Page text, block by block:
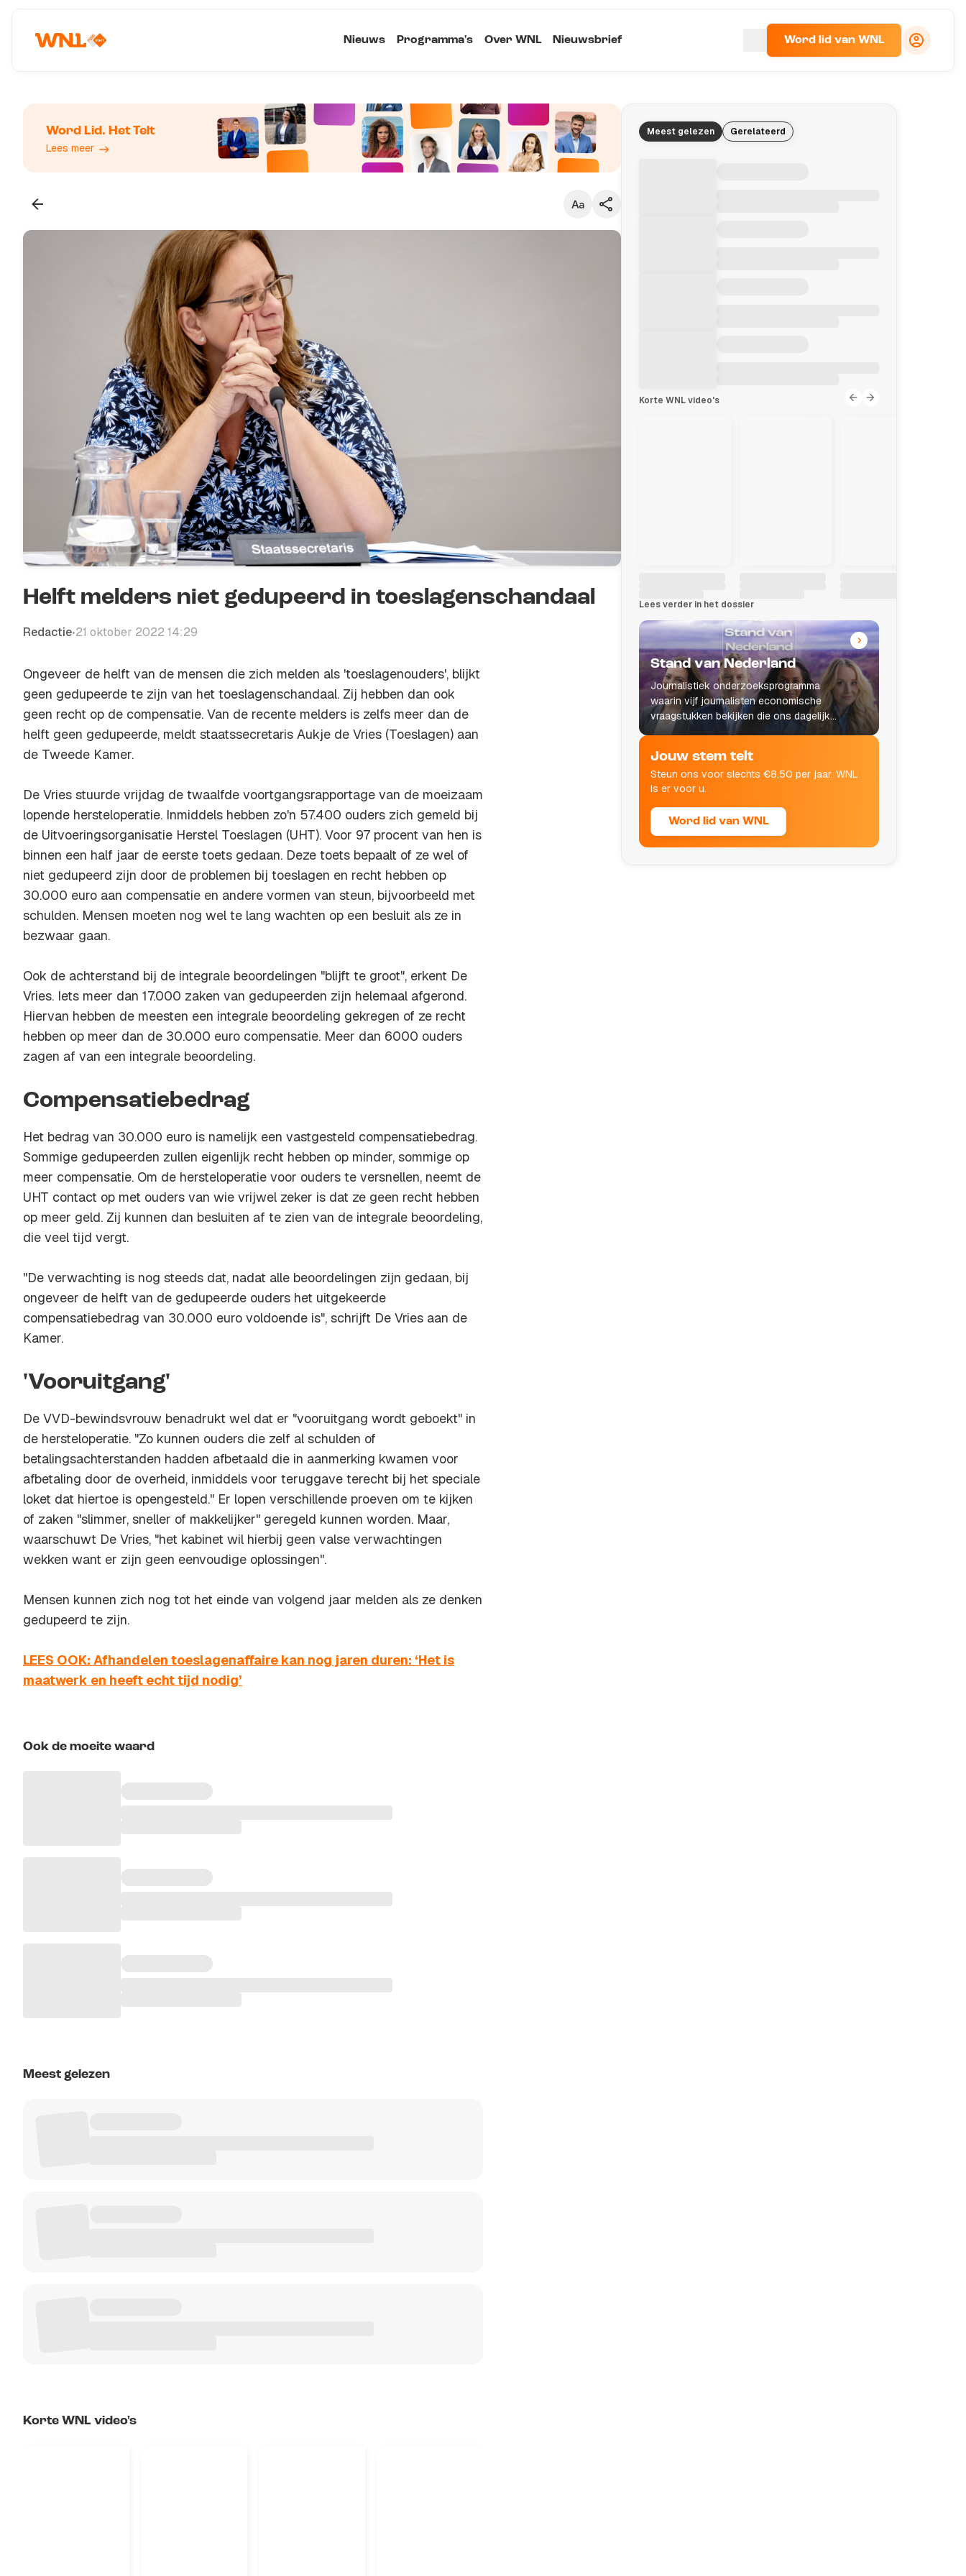
Nieuws Programma's Over WNL Nieuwsbrief Word lid van WNL
Word Lid. Het Telt
Lees meer
Helft melders niet gedupeerd in toeslagenschandaal
Redactie•21 oktober 2022 14:29
Ongeveer de helft van de mensen die zich melden als 'toeslagenouders', blijkt
geen gedupeerde te zijn van het toeslagenschandaal. Zij hebben dan ook
geen recht op de compensatie. Van de recente melders is zelfs meer dan de
helft geen gedupeerde, meldt staatssecretaris Aukje de Vries (Toeslagen) aan
de Tweede Kamer.
De Vries stuurde vrijdag de twaalfde voortgangsrapportage van de moeizaam
lopende hersteloperatie. Inmiddels hebben zo'n 57.400 ouders zich gemeld bij
de Uitvoeringsorganisatie Herstel Toeslagen (UHT). Voor 97 procent van hen is
binnen een half jaar de eerste toets gedaan. Deze toets bepaalt of ze wel of
niet gedupeerd zijn door de problemen bij toeslagen en recht hebben op
30.000 euro aan compensatie en andere vormen van steun, bijvoorbeeld met
schulden. Mensen moeten nog wel te lang wachten op een besluit als ze in
bezwaar gaan.
Ook de achterstand bij de integrale beoordelingen "blijft te groot", erkent De
Vries. Iets meer dan 17.000 zaken van gedupeerden zijn helemaal afgerond.
Hiervan hebben de meesten een integrale beoordeling gekregen of ze recht
hebben op meer dan de 30.000 euro compensatie. Meer dan 6000 ouders
zagen af van een integrale beoordeling.
Compensatiebedrag
Het bedrag van 30.000 euro is namelijk een vastgesteld compensatiebedrag.
Sommige gedupeerden zullen eigenlijk recht hebben op minder, sommige op
meer compensatie. Om de hersteloperatie voor ouders te versnellen, neemt de
UHT contact op met ouders van wie vrijwel zeker is dat ze geen recht hebben
op meer geld. Zij kunnen dan besluiten af te zien van de integrale beoordeling,
die veel tijd vergt.
"De verwachting is nog steeds dat, nadat alle beoordelingen zijn gedaan, bij
ongeveer de helft van de gedupeerde ouders het uitgekeerde
compensatiebedrag van 30.000 euro voldoende is", schrijft De Vries aan de
Kamer.
'Vooruitgang'
De VVD-bewindsvrouw benadrukt wel dat er "vooruitgang wordt geboekt" in
de hersteloperatie. "Zo kunnen ouders die zelf al schulden of
betalingsachterstanden hadden afbetaald die in aanmerking kwamen voor
afbetaling door de overheid, inmiddels voor teruggave terecht bij het speciale
loket dat hiertoe is opengesteld." Er lopen verschillende proeven om te kijken
of zaken "slimmer, sneller of makkelijker" geregeld kunnen worden. Maar,
waarschuwt De Vries, "het kabinet wil hierbij geen valse verwachtingen
wekken want er zijn geen eenvoudige oplossingen".
Mensen kunnen zich nog tot het einde van volgend jaar melden als ze denken
gedupeerd te zijn.
LEES OOK: Afhandelen toeslagenaffaire kan nog jaren duren: ‘Het is
maatwerk en heeft echt tijd nodig’
Ook de moeite waard
Meest gelezen
Korte WNL video's
Meest gelezen Gerelateerd
Korte WNL video's
Lees verder in het dossier
Stand van Nederland
Journalistiek onderzoeksprogramma
waarin vijf journalisten economische
vraagstukken bekijken die ons dagelijks
leven raken.
Jouw stem telt
Steun ons voor slechts €8,50 per jaar. WNL
is er voor u.
Word lid van WNL